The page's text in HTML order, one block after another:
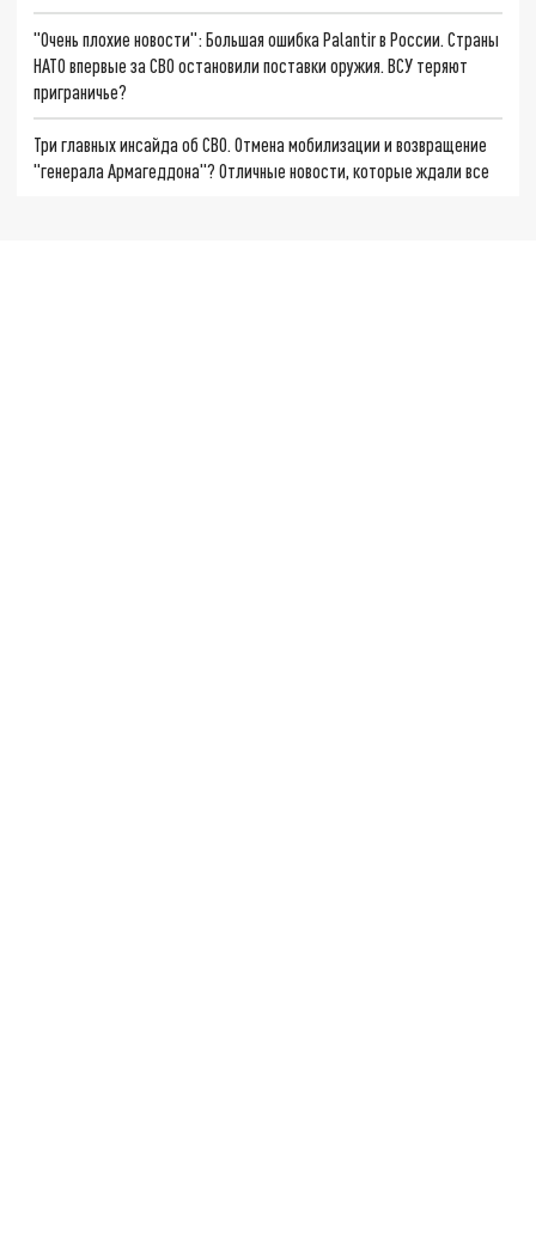
"Очень плохие новости": Большая ошибка Palantir в России. Страны
НАТО впервые за СВО остановили поставки оружия. ВСУ теряют
приграничье?
Три главных инсайда об СВО. Отмена мобилизации и возвращение
"генерала Армагеддона"? Отличные новости, которые ждали все